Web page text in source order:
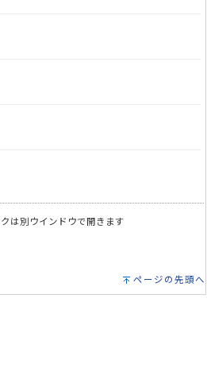
は別ウインドウで開きます
ページの先頭へ